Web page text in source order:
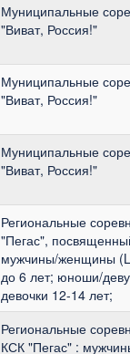
Муниципальные
"Виват, Россия!"
Муниципальные
"Виват, Россия!"
Муниципальные
"Виват, Россия!"
Региональные
"Пегас",
мужчины/женщины
до 6 лет; юноши/
девочки 12-14 лет;
Региональные
КСК "Пегас" :